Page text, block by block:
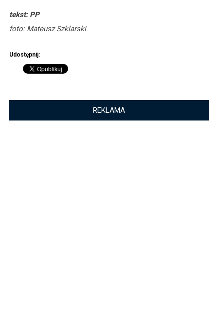
tekst: PP
foto: Mateusz Szklarski
Udostępnij:
REKLAMA